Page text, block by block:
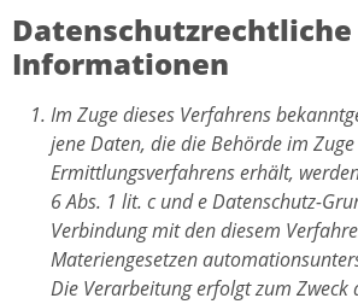
Datenschutzrechtliche
Informationen
Im Zuge dieses Verfahrens
jene Daten, die die Behörde im
Ermittlungsverfahrens erhält,
6 Abs. 1 lit. c und e Datenschutz-
Verbindung mit den diesem
Materiengesetzen
Die Verarbeitung erfolgt zum Zweck